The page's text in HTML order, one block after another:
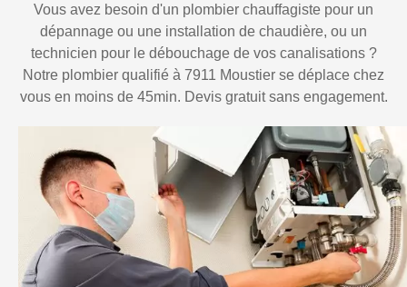
Vous avez besoin d'un plombier chauffagiste pour un
dépannage ou une installation de chaudière, ou un
technicien pour le débouchage de vos canalisations ?
Notre plombier qualifié à 7911 Moustier se déplace chez
vous en moins de 45min. Devis gratuit sans engagement.